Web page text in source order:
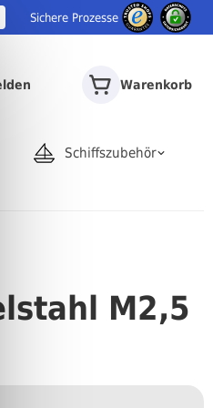
Sichere Prozesse
Warenkorb
Schiffszubehör
M2,5